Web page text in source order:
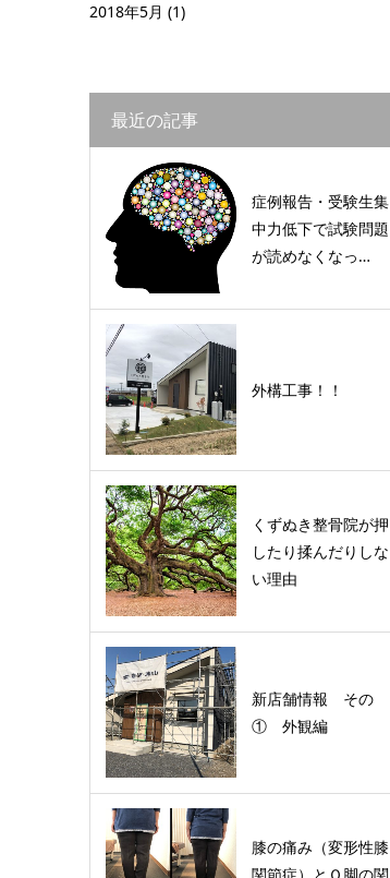
2018年5月 (1)
最近の記事
症例報告・受験生集
中力低下で試験問題
が読めなくなっ…
外構工事！！
くずぬき整骨院が押
したり揉んだりしな
い理由
新店舗情報 その
① 外観編
膝の痛み（変形性膝
関節症）とＯ脚の関